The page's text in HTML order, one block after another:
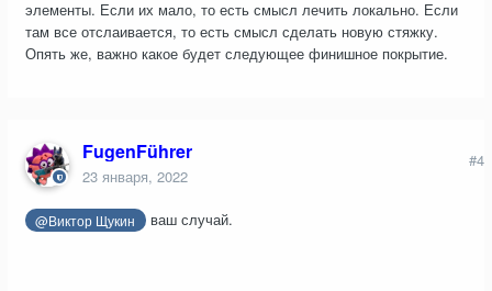
элементы. Если их мало, то есть смысл лечить локально. Если
там все отслаивается, то есть смысл сделать новую стяжку.
Опять же, важно какое будет следующее финишное покрытие.
FugenFührer
23 января, 2022
#4
@Виктор Щукин ваш случай.